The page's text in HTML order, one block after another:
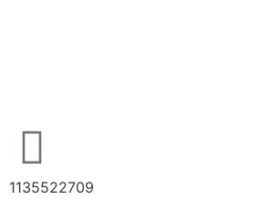
1135522709